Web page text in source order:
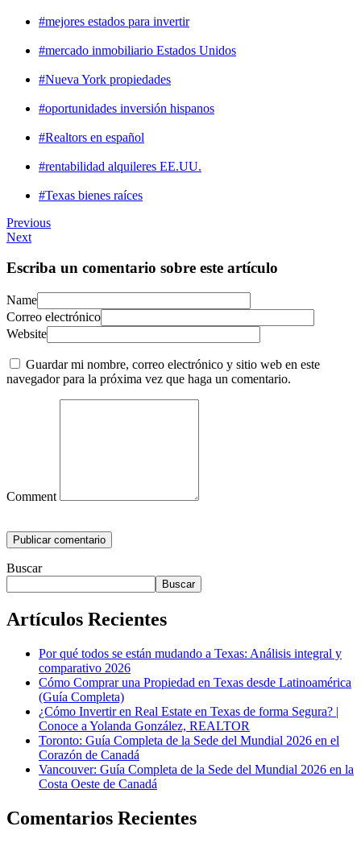
#mejores estados para invertir
#mercado inmobiliario Estados Unidos
#Nueva York propiedades
#oportunidades inversión hispanos
#Realtors en español
#rentabilidad alquileres EE.UU.
#Texas bienes raíces
Previous
Next
Escriba un comentario sobre este artículo
Name
Correo electrónico
Website
Guardar mi nombre, correo electrónico y sitio web en este
navegador para la próxima vez que haga un comentario.
Comment
Buscar
Buscar
Artículos Recientes
Por qué todos se están mudando a Texas: Análisis integral y
comparativo 2026
Cómo Comprar una Propiedad en Texas desde Latinoamérica
(Guía Completa)
¿Cómo Invertir en Real Estate en Texas de forma Segura? |
Conoce a Yolanda González, REALTOR
Toronto: Guía Completa de la Sede del Mundial 2026 en el
Corazón de Canadá
Vancouver: Guía Completa de la Sede del Mundial 2026 en la
Costa Oeste de Canadá
Comentarios Recientes